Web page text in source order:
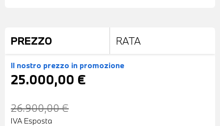
PREZZO RATA
Il nostro prezzo in promozione
25.000,00 €
26.900,00 €
IVA Esposta